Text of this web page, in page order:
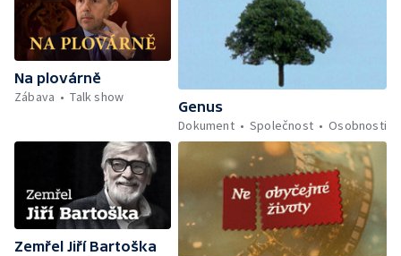
Na plovárně
Zábava
Talk show
Genus
Dokument
Společnost Osobnosti
Zemřel Jiří Bartoška